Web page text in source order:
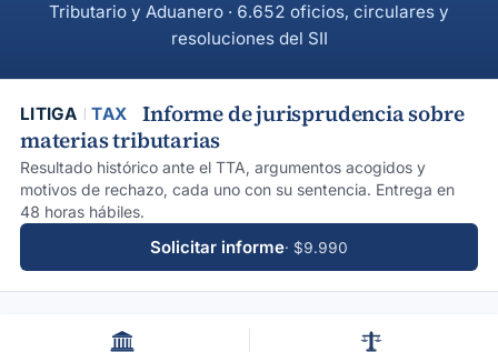
Tributario y Aduanero · 6.652 oficios, circulares y
resoluciones del SII
LITIGA TAX
Informe de jurisprudencia sobre
materias tributarias
Resultado histórico ante el TTA, argumentos acogidos y
motivos de rechazo, cada uno con su sentencia. Entrega en
48 horas hábiles.
Solicitar informe· $9.990